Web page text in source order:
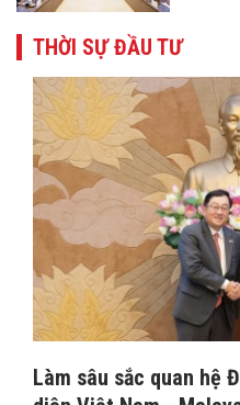
THỜI SỰ ĐẦU TƯ
Làm sâu sắc quan hệ